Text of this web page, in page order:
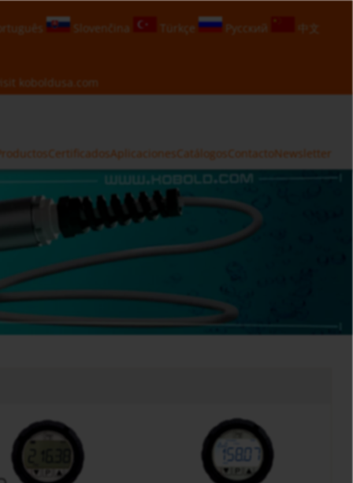
Slovenčina Türkçe Русский
中文
koboldusa.com
CertificadosAplicaciones Catálogos ContactoNewsletter